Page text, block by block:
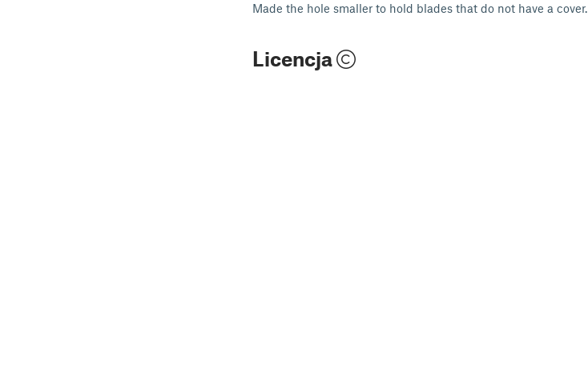
Made the hole smaller to hold blades that do not have a cover.
Licencja